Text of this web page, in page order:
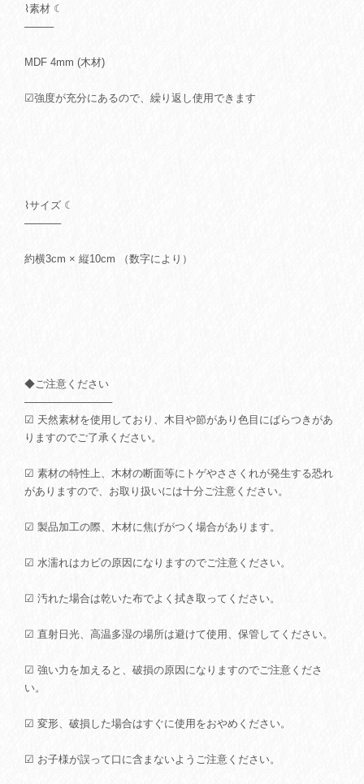
⌇素材 ☾
────
MDF 4mm (木材)
☑強度が充分にあるので、繰り返し使用できます
⌇サイズ ☾
─────
約横3cm × 縦10cm （数字により）
◆ご注意ください
────────────
☑ 天然素材を使用しており、木目や節があり色目にばらつきがあ
りますのでご了承ください。
☑ 素材の特性上、木材の断面等にトゲやささくれが発生する恐れ
がありますので、お取り扱いには十分ご注意ください。
☑ 製品加工の際、木材に焦げがつく場合があります。
☑ 水濡れはカビの原因になりますのでご注意ください。
☑ 汚れた場合は乾いた布でよく拭き取ってください。
☑ 直射日光、高温多湿の場所は避けて使用、保管してください。
☑ 強い力を加えると、破損の原因になりますのでご注意くださ
い。
☑ 変形、破損した場合はすぐに使用をおやめください。
☑ お子様が誤って口に含まないようご注意ください。